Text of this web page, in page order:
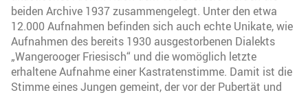
beiden Archive 1937 zusammengelegt. Unter den etwa
12.000 Aufnahmen befinden sich auch echte Unikate, wie
Aufnahmen des bereits 1930 ausgestorbenen Dialekts
„Wangerooger Friesisch“ und die womöglich letzte
erhaltene Aufnahme einer Kastratenstimme. Damit ist die
Stimme eines Jungen gemeint, der vor der Pubertät und